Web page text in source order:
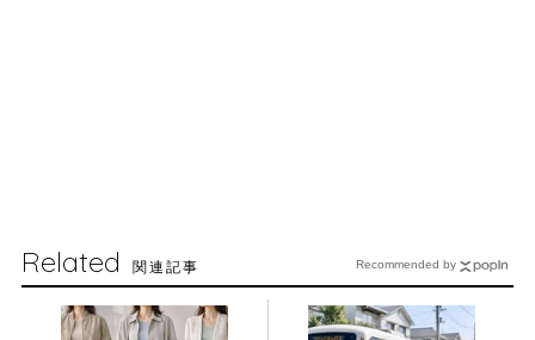
Related 関連記事 Recommended by